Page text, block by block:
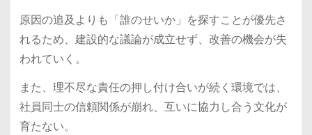
原因の追及よりも「誰のせいか」を探すことが優先さ
れるため、建設的な議論が成立せず、改善の機会が失
われていく。
また、理不尽な責任の押し付け合いが続く環境では、
社員同士の信頼関係が崩れ、互いに協力し合う文化が
育たない。